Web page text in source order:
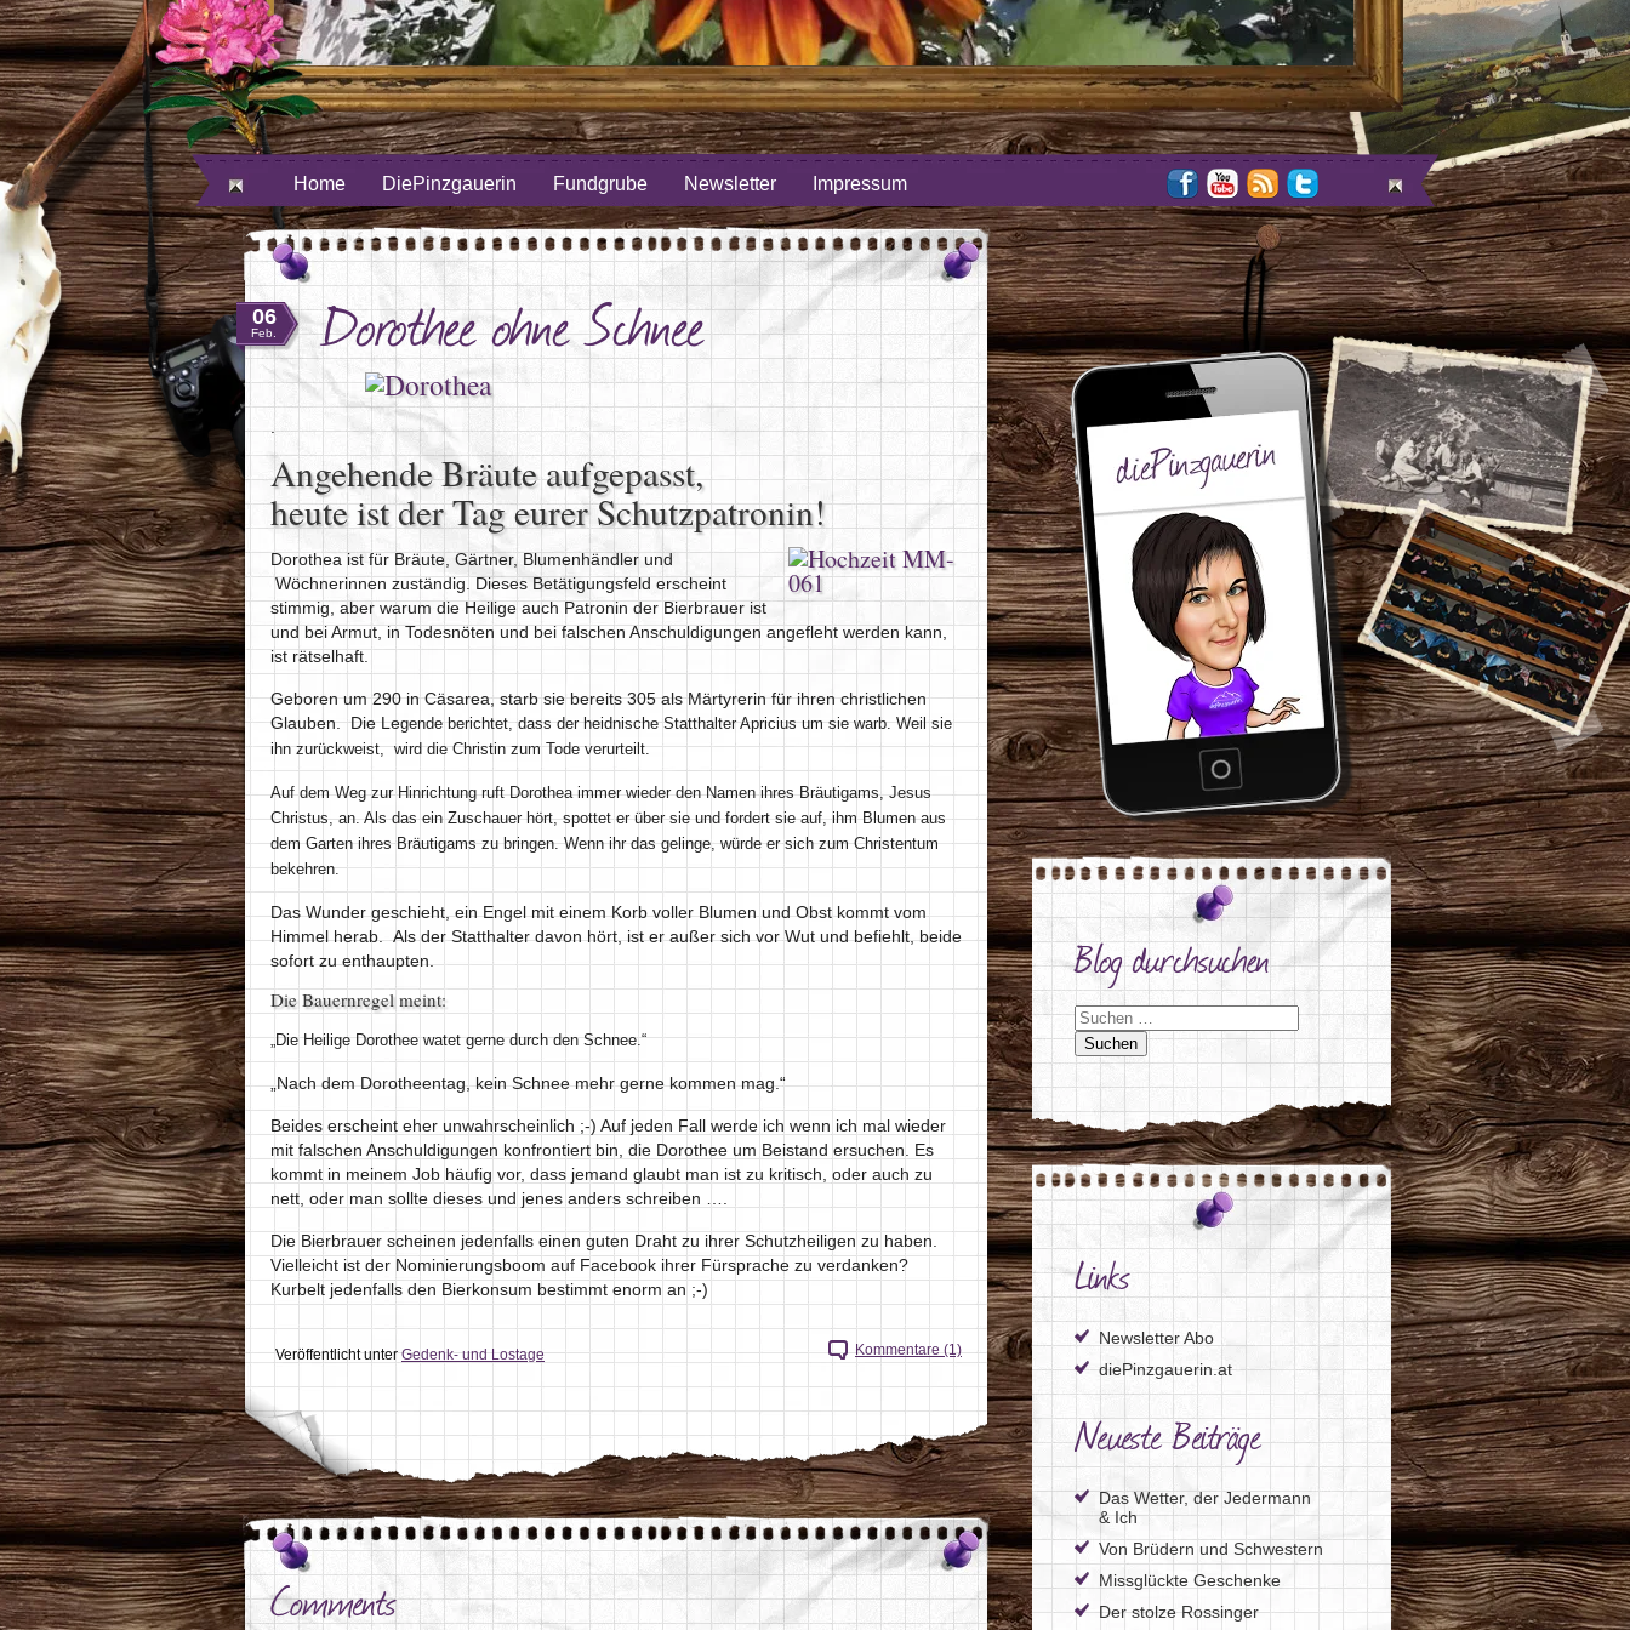
Home DiePinzgauerin Fundgrube Newsletter Impressum
auf Facebook
auf Youtube
FeedProvinzecho auf Twitter
06
Feb. Dorothee ohne Schnee
.
Angehende Bräute aufgepasst,
heute ist der Tag eurer Schutzpatronin!
Dorothea ist für Bräute, Gärtner, Blumenhändler und
Wöchnerinnen zuständig. Dieses Betätigungsfeld erscheint
stimmig, aber warum die Heilige auch Patronin der Bierbrauer ist
und bei Armut, in Todesnöten und bei falschen Anschuldigungen angefleht werden kann,
ist rätselhaft.
Geboren um 290 in Cäsarea, starb sie bereits 305 als Märtyrerin für ihren christlichen
Glauben. Die Legende berichtet, dass der heidnische Statthalter Apricius um sie warb. Weil sie
ihn zurückweist, wird die Christin zum Tode verurteilt.
Auf dem Weg zur Hinrichtung ruft Dorothea immer wieder den Namen ihres Bräutigams, Jesus
Christus, an. Als das ein Zuschauer hört, spottet er über sie und fordert sie auf, ihm Blumen aus
dem Garten ihres Bräutigams zu bringen. Wenn ihr das gelinge, würde er sich zum Christentum
bekehren.
Das Wunder geschieht, ein Engel mit einem Korb voller Blumen und Obst kommt vom
Himmel herab. Als der Statthalter davon hört, ist er außer sich vor Wut und befiehlt, beide
sofort zu enthaupten.
Die Bauernregel meint:
„Die Heilige Dorothee watet gerne durch den Schnee.“
„Nach dem Dorotheentag, kein Schnee mehr gerne kommen mag.“
Beides erscheint eher unwahrscheinlich ;-) Auf jeden Fall werde ich wenn ich mal wieder
mit falschen Anschuldigungen konfrontiert bin, die Dorothee um Beistand ersuchen. Es
kommt in meinem Job häufig vor, dass jemand glaubt man ist zu kritisch, oder auch zu
nett, oder man sollte dieses und jenes anders schreiben ….
Die Bierbrauer scheinen jedenfalls einen guten Draht zu ihrer Schutzheiligen zu haben.
Vielleicht ist der Nominierungsboom auf Facebook ihrer Fürsprache zu verdanken?
Kurbelt jedenfalls den Bierkonsum bestimmt enorm an ;-)
Kommentare (1)
Veröffentlicht unterGedenk- und Lostage
Comments
Blog durchsuchen
Suchen nach:
Links
Newsletter Abo
diePinzgauerin.at
Neueste Beiträge
Das Wetter, der Jedermann
& Ich
Von Brüdern und Schwestern
Missglückte Geschenke
Der stolze Rossinger